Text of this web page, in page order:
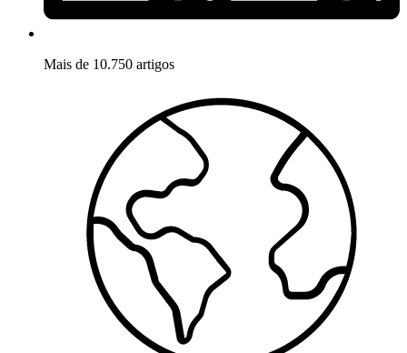
Mais de 10.750 artigos